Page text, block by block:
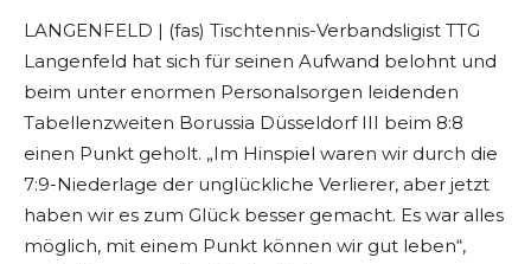
LANGENFELD | (fas) Tischtennis-Verbandsligist TTG
Langenfeld hat sich für seinen Aufwand belohnt und
beim unter enormen Personalsorgen leidenden
Tabellenzweiten Borussia Düsseldorf III beim 8:8
einen Punkt geholt. „Im Hinspiel waren wir durch die
7:9-Niederlage der unglückliche Verlierer, aber jetzt
haben wir es zum Glück besser gemacht. Es war alles
möglich, mit einem Punkt können wir gut leben“,